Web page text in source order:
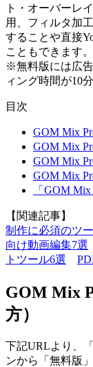
ト・オーバーレ
用、フィルタ加
することや直接
こともできます。
※無料版には広
ィング時間が10
目次
GOM Mix
GOM Mix
GOM Mix
GOM Mix
「GOM
【関連記事】
制作に必須のツ
向け動画編集7選
トツール6選
GOM Mix
方）
下記URLより、
ンから「無料版